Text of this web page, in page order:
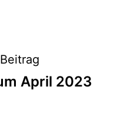
April 2023